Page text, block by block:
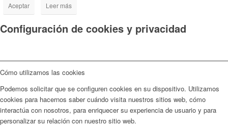
Aceptar Leer más
Configuración de cookies y privacidad
Cómo utilizamos las cookies
Podemos solicitar que se configuren cookies en su dispositivo. Utilizamos
cookies para hacernos saber cuándo visita nuestros sitios web, cómo
interactúa con nosotros, para enriquecer su experiencia de usuario y para
personalizar su relación con nuestro sitio web.